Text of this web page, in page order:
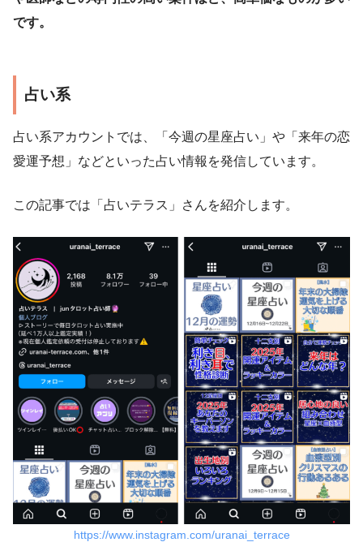
です。
占い系
占い系アカウントでは、「今週の星座占い」や「来年の恋
愛運予想」などといった占い情報を発信しています。
この記事では「占いテラス」さんを紹介します。
https://www.instagram.com/uranai_terrace